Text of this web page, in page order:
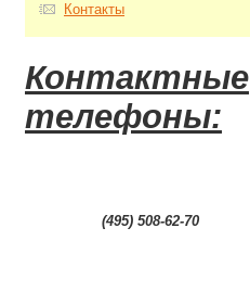
Контакты
Контактные
телефоны:
(495) 508-62-70